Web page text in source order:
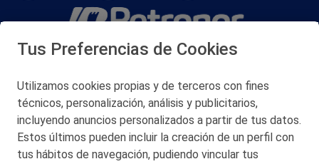
San Martín 5-Edificio Muñatones,
© 2026 Petronor S.A.
Tus Preferencias de Cookies
Utilizamos cookies propias y de terceros con fines
técnicos, personalización, análisis y publicitarios,
incluyendo anuncios personalizados a partir de tus datos.
Estos últimos pueden incluir la creación de un perfil con
tus hábitos de navegación, pudiendo vincular tus